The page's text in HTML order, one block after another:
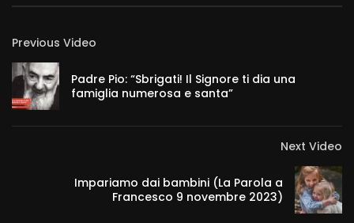
Previous Video
Padre Pio: “Sbrigati! Il Signore ti dia una
famiglia numerosa e santa”
Next Video
Impariamo dai bambini (La Parola a
Francesco 9 novembre 2023)